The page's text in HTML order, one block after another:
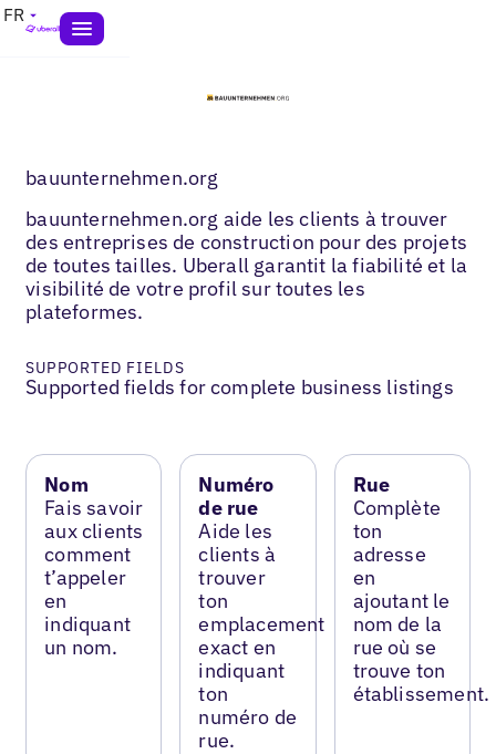
FR
bauunternehmen.org
bauunternehmen.org aide les clients à trouver
des entreprises de construction pour des projets
de toutes tailles. Uberall garantit la fiabilité et la
visibilité de votre profil sur toutes les
plateformes.
SUPPORTED FIELDS
Supported fields for complete business listings
Nom
Fais savoir
aux clients
comment
t’appeler
en
indiquant
un nom.
Numéro
de rue
Aide les
clients à
trouver
ton
emplacement
exact en
indiquant
ton
numéro de
rue.
Rue
Complète
ton
adresse
en
ajoutant le
nom de la
rue où se
trouve ton
établissement.